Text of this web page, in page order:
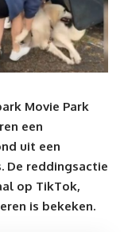
Movie Park
een
uit een
De reddingsactie
op TikTok,
is bekeken.